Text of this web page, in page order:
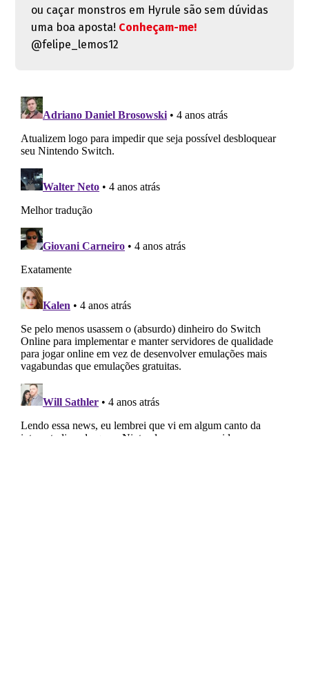
ou caçar monstros em Hyrule são sem dúvidas
uma boa aposta! Conheçam-me!
@felipe_lemos12